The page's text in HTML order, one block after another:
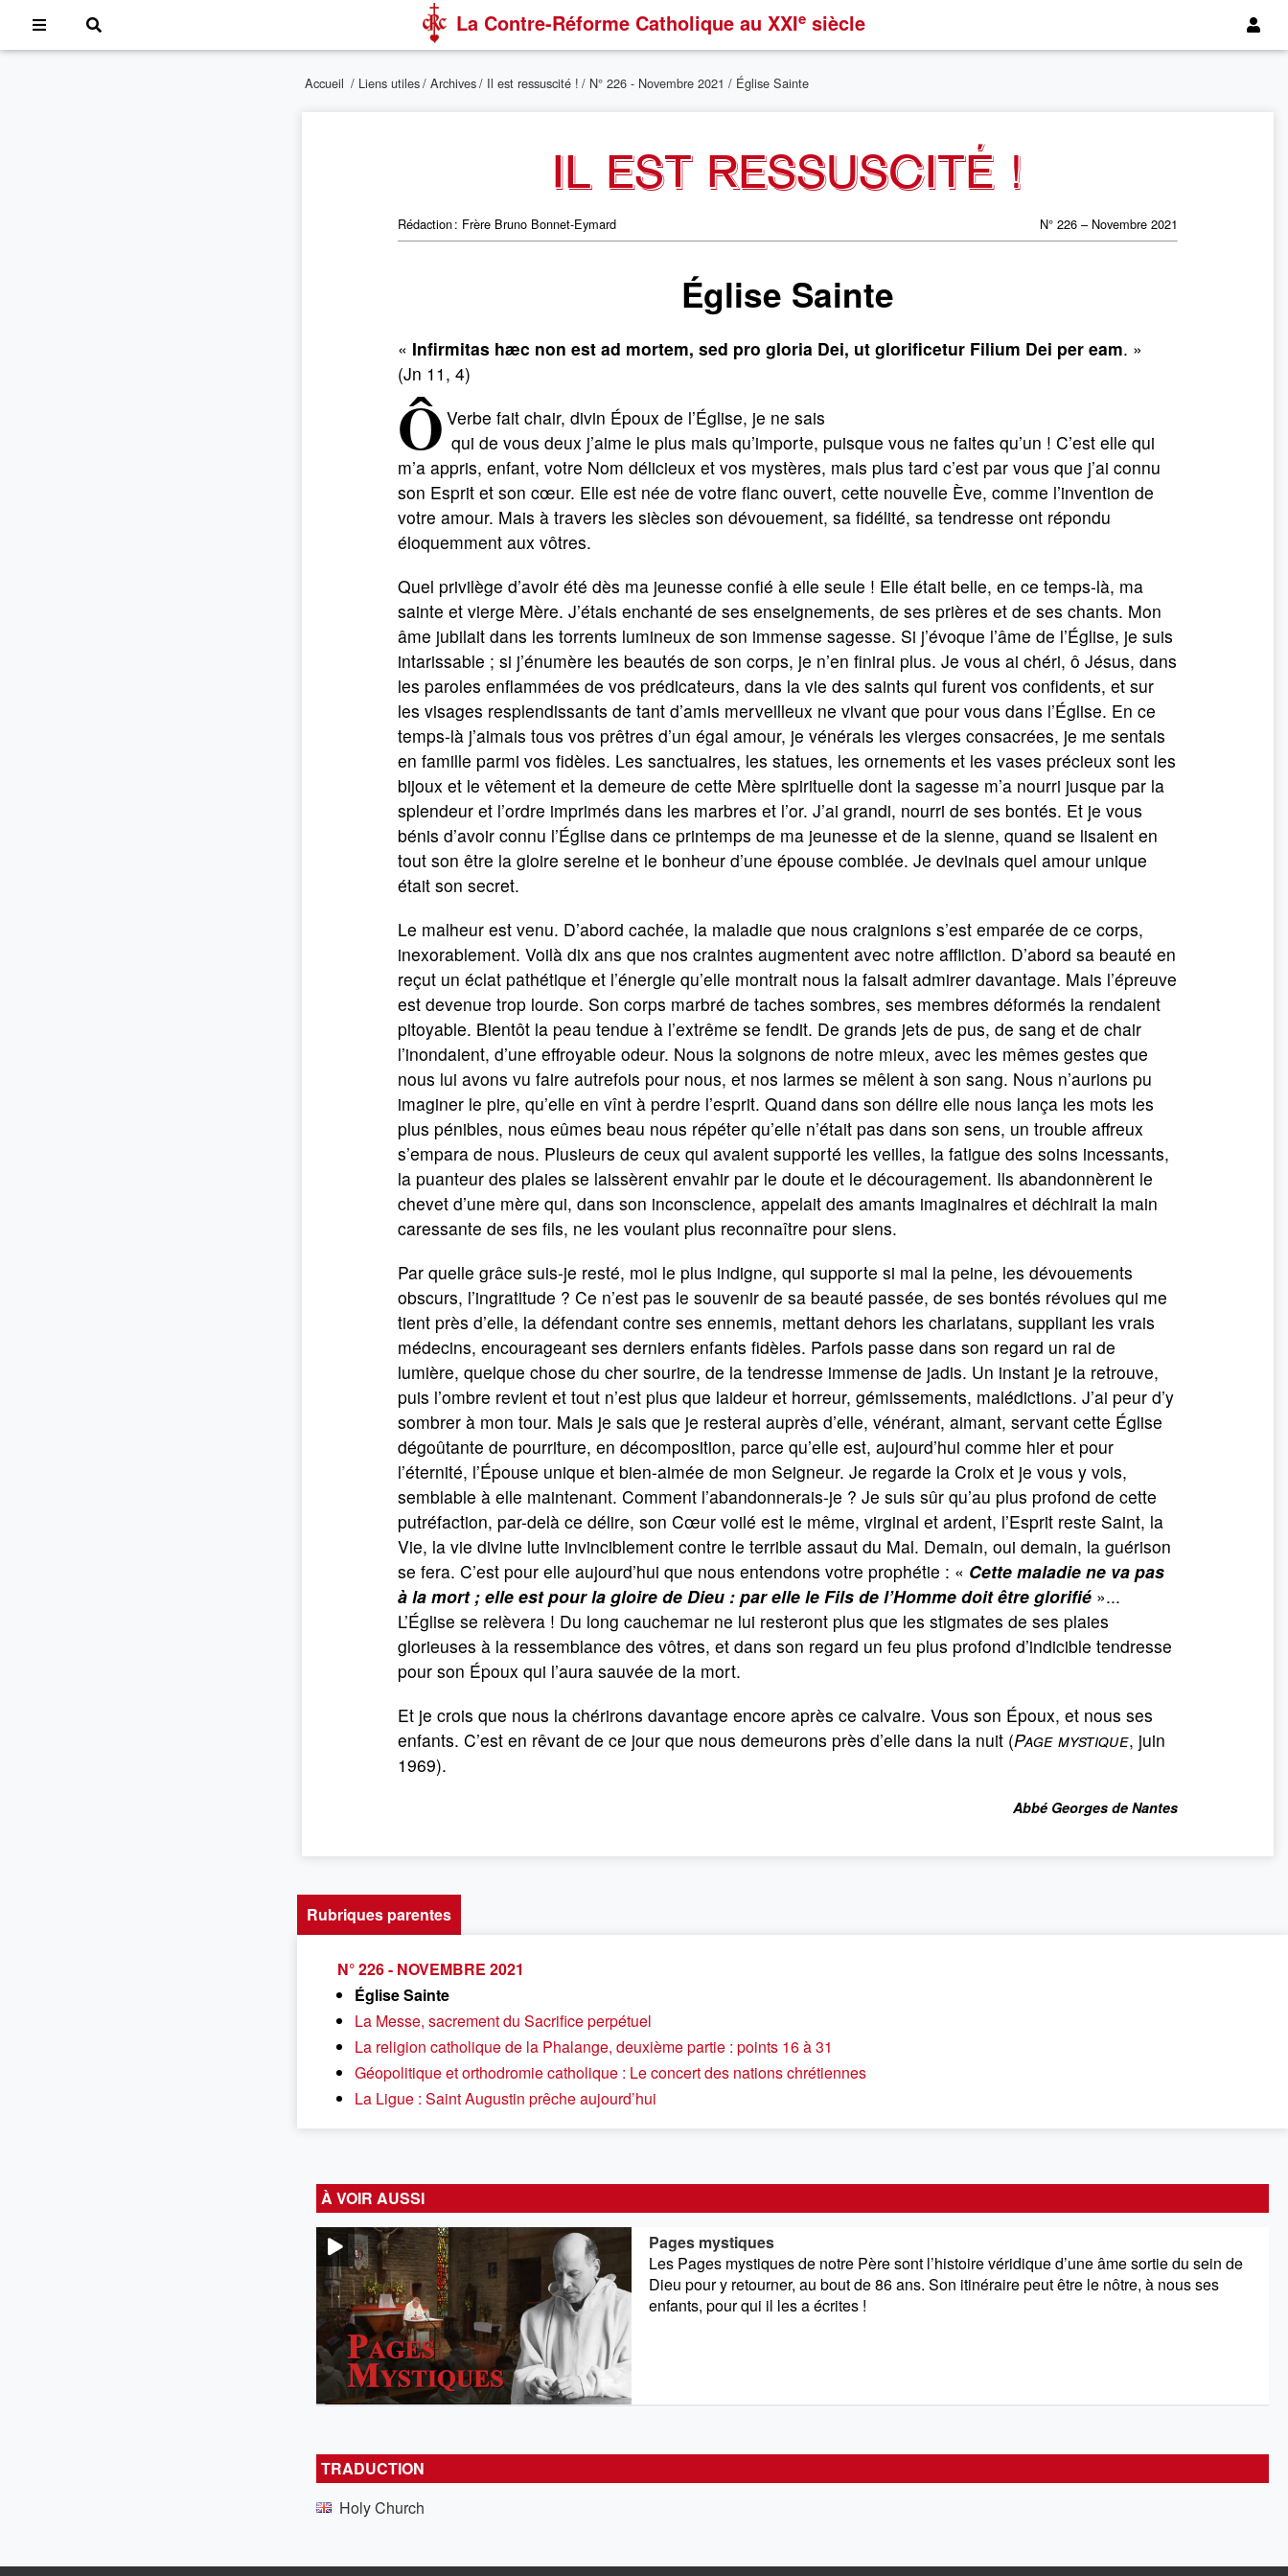
La Contre-Réforme Catholique au XXIe siècle
Accueil / Liens utiles/ Archives/ Il est ressuscité ! / N° 226 - Novembre 2021 / Église Sainte
IL EST RESSUSCITÉ !
N° 226 – Novembre 2021
Rédaction : Frère Bruno Bonnet-Eymard
Église Sainte
« Infirmitas hæc non est ad mortem, sed pro gloria Dei, ut glorificetur Filium Dei per eam. »
(Jn 11, 4)
Ô Verbe fait chair, divin Époux de l’Église, je ne sais
qui de vous deux j’aime le plus mais qu’importe, puisque vous ne faites qu’un ! C’est elle qui
m’a appris, enfant, votre Nom délicieux et vos mystères, mais plus tard c’est par vous que j’ai connu
son Esprit et son cœur. Elle est née de votre flanc ouvert, cette nouvelle Ève, comme l’invention de
votre amour. Mais à travers les siècles son dévouement, sa fidélité, sa tendresse ont répondu
éloquemment aux vôtres.
Quel privilège d’avoir été dès ma jeunesse confié à elle seule ! Elle était belle, en ce temps-là, ma
sainte et vierge Mère. J’étais enchanté de ses enseignements, de ses prières et de ses chants. Mon
âme jubilait dans les torrents lumineux de son immense sagesse. Si j’évoque l’âme de l’Église, je suis
intarissable ; si j’énumère les beautés de son corps, je n’en finirai plus. Je vous ai chéri, ô Jésus, dans
les paroles enflammées de vos prédicateurs, dans la vie des saints qui furent vos confidents, et sur
les visages resplendissants de tant d’amis merveilleux ne vivant que pour vous dans l’Église. En ce
temps-là j’aimais tous vos prêtres d’un égal amour, je vénérais les vierges consacrées, je me sentais
en famille parmi vos fidèles. Les sanctuaires, les statues, les ornements et les vases précieux sont les
bijoux et le vêtement et la demeure de cette Mère spirituelle dont la sagesse m’a nourri jusque par la
splendeur et l’ordre imprimés dans les marbres et l’or. J’ai grandi, nourri de ses bontés. Et je vous
bénis d’avoir connu l’Église dans ce printemps de ma jeunesse et de la sienne, quand se lisaient en
tout son être la gloire sereine et le bonheur d’une épouse comblée. Je devinais quel amour unique
était son secret.
Le malheur est venu. D’abord cachée, la maladie que nous craignions s’est emparée de ce corps,
inexorablement. Voilà dix ans que nos craintes augmentent avec notre affliction. D’abord sa beauté en
reçut un éclat pathétique et l’énergie qu’elle montrait nous la faisait admirer davantage. Mais l’épreuve
est devenue trop lourde. Son corps marbré de taches sombres, ses membres déformés la rendaient
pitoyable. Bientôt la peau tendue à l’extrême se fendit. De grands jets de pus, de sang et de chair
l’inondaient, d’une effroyable odeur. Nous la soignons de notre mieux, avec les mêmes gestes que
nous lui avons vu faire autrefois pour nous, et nos larmes se mêlent à son sang. Nous n’aurions pu
imaginer le pire, qu’elle en vînt à perdre l’esprit. Quand dans son délire elle nous lança les mots les
plus pénibles, nous eûmes beau nous répéter qu’elle n’était pas dans son sens, un trouble affreux
s’empara de nous. Plusieurs de ceux qui avaient supporté les veilles, la fatigue des soins incessants,
la puanteur des plaies se laissèrent envahir par le doute et le découragement. Ils abandonnèrent le
chevet d’une mère qui, dans son inconscience, appelait des amants imaginaires et déchirait la main
caressante de ses fils, ne les voulant plus reconnaître pour siens.
Par quelle grâce suis-je resté, moi le plus indigne, qui supporte si mal la peine, les dévouements
obscurs, l’ingratitude ? Ce n’est pas le souvenir de sa beauté passée, de ses bontés révolues qui me
tient près d’elle, la défendant contre ses ennemis, mettant dehors les charlatans, suppliant les vrais
médecins, encourageant ses derniers enfants fidèles. Parfois passe dans son regard un rai de
lumière, quelque chose du cher sourire, de la tendresse immense de jadis. Un instant je la retrouve,
puis l’ombre revient et tout n’est plus que laideur et horreur, gémissements, malédictions. J’ai peur d’y
sombrer à mon tour. Mais je sais que je resterai auprès d’elle, vénérant, aimant, servant cette Église
dégoûtante de pourriture, en décomposition, parce qu’elle est, aujourd’hui comme hier et pour
l’éternité, l’Épouse unique et bien-aimée de mon Seigneur. Je regarde la Croix et je vous y vois,
semblable à elle maintenant. Comment l’abandonnerais-je ? Je suis sûr qu’au plus profond de cette
putréfaction, par-delà ce délire, son Cœur voilé est le même, virginal et ardent, l’Esprit reste Saint, la
Vie, la vie divine lutte invinciblement contre le terrible assaut du Mal. Demain, oui demain, la guérison
se fera. C’est pour elle aujourd’hui que nous entendons votre prophétie : « Cette maladie ne va pas
à la mort ; elle est pour la gloire de Dieu : par elle le Fils de l’Homme doit être glorifié »...
L’Église se relèvera ! Du long cauchemar ne lui resteront plus que les stigmates de ses plaies
glorieuses à la ressemblance des vôtres, et dans son regard un feu plus profond d’indicible tendresse
pour son Époux qui l’aura sauvée de la mort.
Et je crois que nous la chérirons davantage encore après ce calvaire. Vous son Époux, et nous ses
enfants. C’est en rêvant de ce jour que nous demeurons près d’elle dans la nuit (Page mystique, juin
1969).
Abbé Georges de Nantes
Rubriques parentes
N° 226 - NOVEMBRE 2021
Église Sainte
La Messe, sacrement du Sacrifice perpétuel
La religion catholique de la Phalange, deuxième partie : points 16 à 31
Géopolitique et orthodromie catholique : Le concert des nations chrétiennes
La Ligue : Saint Augustin prêche aujourd’hui
À VOIR AUSSI
Pages mystiques
Les Pages mystiques de notre Père sont l’histoire véridique d’une âme sortie du sein de
Dieu pour y retourner, au bout de 86 ans. Son itinéraire peut être le nôtre, à nous ses
enfants, pour qui il les a écrites !
TRADUCTION
Holy Church